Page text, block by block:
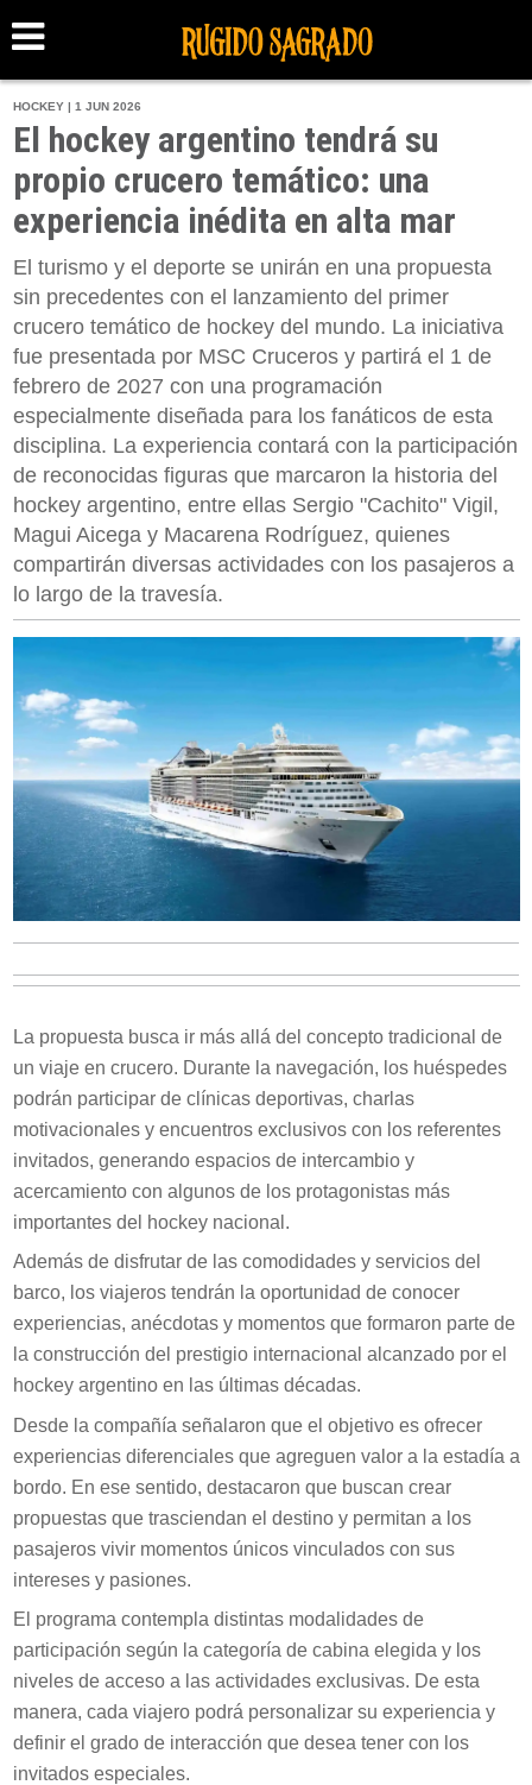
HOCKEY | 1 JUN 2026
El hockey argentino tendrá su
propio crucero temático: una
experiencia inédita en alta mar
El turismo y el deporte se unirán en una propuesta
sin precedentes con el lanzamiento del primer
crucero temático de hockey del mundo. La iniciativa
fue presentada por MSC Cruceros y partirá el 1 de
febrero de 2027 con una programación
especialmente diseñada para los fanáticos de esta
disciplina. La experiencia contará con la participación
de reconocidas figuras que marcaron la historia del
hockey argentino, entre ellas Sergio "Cachito" Vigil,
Magui Aicega y Macarena Rodríguez, quienes
compartirán diversas actividades con los pasajeros a
lo largo de la travesía.
La propuesta busca ir más allá del concepto tradicional de
un viaje en crucero. Durante la navegación, los huéspedes
podrán participar de clínicas deportivas, charlas
motivacionales y encuentros exclusivos con los referentes
invitados, generando espacios de intercambio y
acercamiento con algunos de los protagonistas más
importantes del hockey nacional.
Además de disfrutar de las comodidades y servicios del
barco, los viajeros tendrán la oportunidad de conocer
experiencias, anécdotas y momentos que formaron parte de
la construcción del prestigio internacional alcanzado por el
hockey argentino en las últimas décadas.
Desde la compañía señalaron que el objetivo es ofrecer
experiencias diferenciales que agreguen valor a la estadía a
bordo. En ese sentido, destacaron que buscan crear
propuestas que trasciendan el destino y permitan a los
pasajeros vivir momentos únicos vinculados con sus
intereses y pasiones.
El programa contempla distintas modalidades de
participación según la categoría de cabina elegida y los
niveles de acceso a las actividades exclusivas. De esta
manera, cada viajero podrá personalizar su experiencia y
definir el grado de interacción que desea tener con los
invitados especiales.